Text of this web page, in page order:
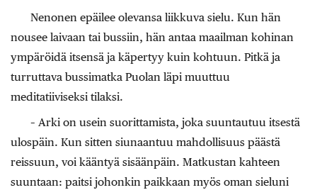
Nenonen epäilee olevansa liikkuva sielu. Kun hän
nousee laivaan tai bussiin, hän antaa maailman kohinan
ympäröidä itsensä ja käpertyy kuin kohtuun. Pitkä ja
turruttava bussimatka Puolan läpi muuttuu
meditatiiviseksi tilaksi.
– Arki on usein suorittamista, joka suuntautuu itsestä
ulospäin. Kun sitten siunaantuu mahdollisuus päästä
reissuun, voi kääntyä sisäänpäin. Matkustan kahteen
suuntaan: paitsi johonkin paikkaan myös oman sieluni